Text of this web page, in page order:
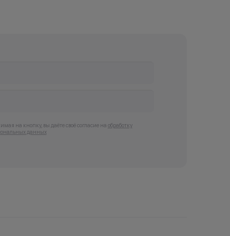
на кнопку, вы даёте своё согласие на обработку
данных